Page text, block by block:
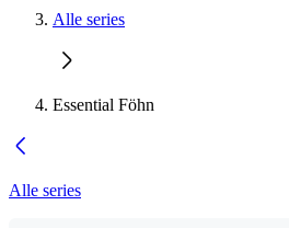
Alle series
Essential Föhn
Alle series